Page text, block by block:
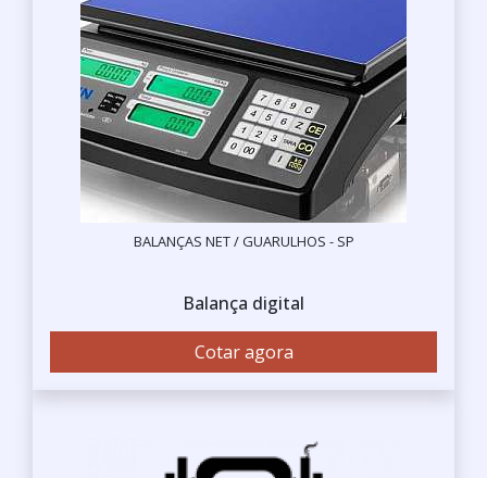
BALANÇAS NET / GUARULHOS - SP
Balança digital
Cotar agora